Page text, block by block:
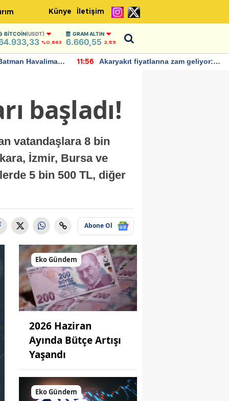
Künye İletişim
BITCOIN(USDT)
%0.863
GRAM ALTIN
6.660,55 2,59
Havalimanı
11:56
Akaryakıt fiyatlarına zam geliyor:
başladı!
vatandaşlara 8 bin
İzmir, Bursa ve
5 bin 500 TL, diğer
Abone Ol
Eko Gündem
2026 Haziran
Ayında Bütçe Artışı
Yaşandı
Eko Gündem